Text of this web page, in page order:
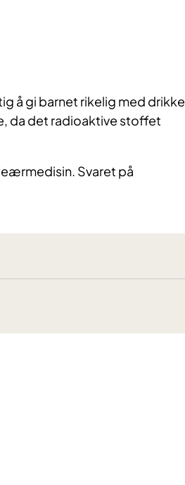
å gi barnet rikelig med drikke
da det radioaktive stoffet
Svaret på